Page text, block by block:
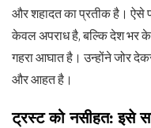
और शहादत का प्रतीक है। ऐसे
केवल अपराध है, बल्कि देश भर के
गहरा आघात है। उन्होंने जोर
और आहत है।
ट्रस्ट को नसीहत: इसे